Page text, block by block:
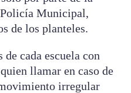
Policía Municipal,
de los planteles.
de cada escuela con
llamar en caso de
irregular